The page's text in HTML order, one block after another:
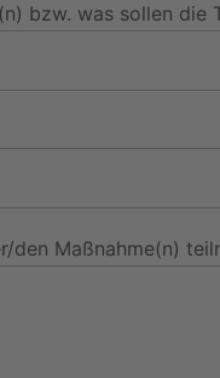
bzw. was sollen die
den Maßnahme(n)